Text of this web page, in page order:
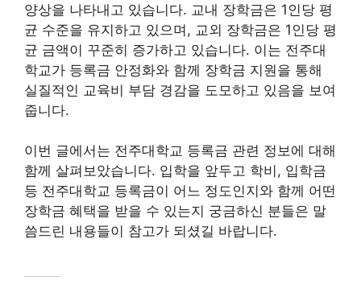
양상을 나타내고 있습니다. 교내 장학금은 1인당 평
균 수준을 유지하고 있으며, 교외 장학금은 1인당 평
균 금액이 꾸준히 증가하고 있습니다. 이는 전주대
학교가 등록금 안정화와 함께 장학금 지원을 통해
실질적인 교육비 부담 경감을 도모하고 있음을 보여
줍니다.
이번 글에서는 전주대학교 등록금 관련 정보에 대해
함께 살펴보았습니다. 입학을 앞두고 학비, 입학금
등 전주대학교 등록금이 어느 정도인지와 함께 어떤
장학금 혜택을 받을 수 있는지 궁금하신 분들은 말
씀드린 내용들이 참고가 되셨길 바랍니다.